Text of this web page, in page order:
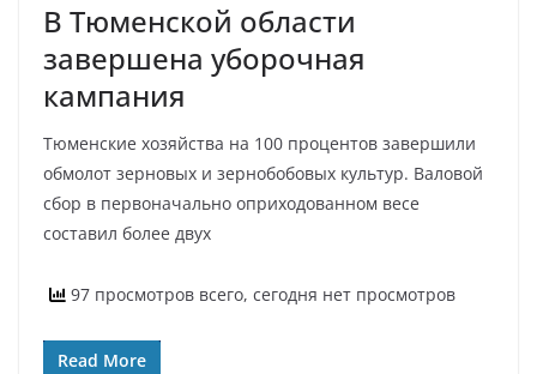
В Тюменской области
завершена уборочная
кампания
Тюменские хозяйства на 100 процентов завершили
обмолот зерновых и зернобобовых культур. Валовой
сбор в первоначально оприходованном весе
составил более двух
97 просмотров всего, сегодня нет просмотров
Read More